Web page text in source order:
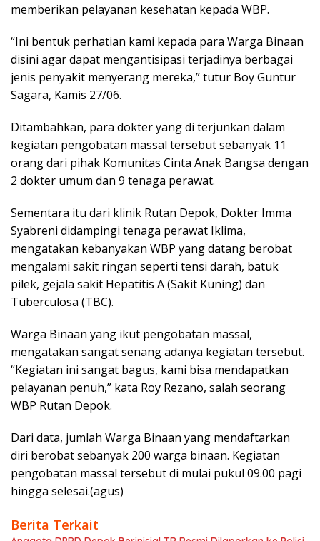
memberikan pelayanan kesehatan kepada WBP.
“Ini bentuk perhatian kami kepada para Warga Binaan
disini agar dapat mengantisipasi terjadinya berbagai
jenis penyakit menyerang mereka,” tutur Boy Guntur
Sagara, Kamis 27/06.
Ditambahkan, para dokter yang di terjunkan dalam
kegiatan pengobatan massal tersebut sebanyak 11
orang dari pihak Komunitas Cinta Anak Bangsa dengan
2 dokter umum dan 9 tenaga perawat.
Sementara itu dari klinik Rutan Depok, Dokter Imma
Syabreni didampingi tenaga perawat Iklima,
mengatakan kebanyakan WBP yang datang berobat
mengalami sakit ringan seperti tensi darah, batuk
pilek, gejala sakit Hepatitis A (Sakit Kuning) dan
Tuberculosa (TBC).
Warga Binaan yang ikut pengobatan massal,
mengatakan sangat senang adanya kegiatan tersebut.
“Kegiatan ini sangat bagus, kami bisa mendapatkan
pelayanan penuh,” kata Roy Rezano, salah seorang
WBP Rutan Depok.
Dari data, jumlah Warga Binaan yang mendaftarkan
diri berobat sebanyak 200 warga binaan. Kegiatan
pengobatan massal tersebut di mulai pukul 09.00 pagi
hingga selesai.(agus)
Berita Terkait